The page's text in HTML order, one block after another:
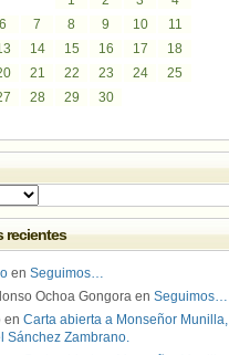
6 7 8 9 10
11
14 15 16 17
18
21 22 23 24
25
28 29 30
recientes
en Seguimos…
Ochoa Gongora en Seguimos…
en Carta abierta a Monseñor Munilla,
Sánchez Zambrano.